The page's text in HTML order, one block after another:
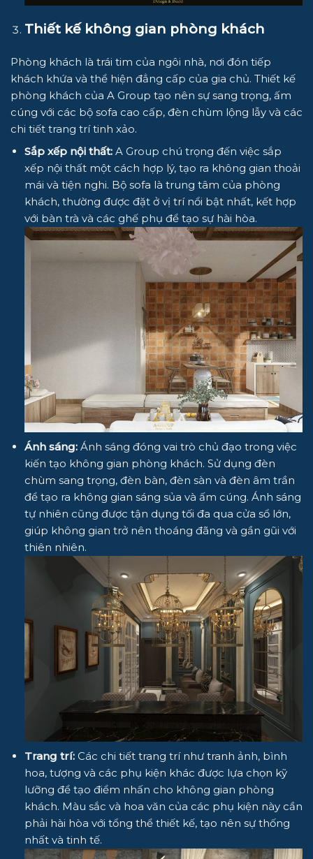
Thiết kế không gian phòng khách
Phòng khách là trái tim của ngôi nhà, nơi đón tiếp
khách khứa và thể hiện đẳng cấp của gia chủ. Thiết kế
phòng khách của A Group tạo nên sự sang trọng, ấm
cúng với các bộ sofa cao cấp, đèn chùm lộng lẫy và các
chi tiết trang trí tinh xảo.
Sắp xếp nội thất:A Group chú trọng đến việc sắp
xếp nội thất một cách hợp lý, tạo ra không gian thoải
mái và tiện nghi. Bộ sofa là trung tâm của phòng
khách, thường được đặt ở vị trí nổi bật nhất, kết hợp
với bàn trà và các ghế phụ để tạo sự hài hòa.
Ánh sáng:Ánh sáng đóng vai trò chủ đạo trong việc
kiến tạo không gian phòng khách. Sử dụng đèn
chùm sang trọng, đèn bàn, đèn sàn và đèn âm trần
để tạo ra không gian sáng sủa và ấm cúng. Ánh sáng
tự nhiên cũng được tận dụng tối đa qua cửa sổ lớn,
giúp không gian trở nên thoáng đãng và gần gũi với
thiên nhiên.
Trang trí:Các chi tiết trang trí như tranh ảnh, bình
hoa, tượng và các phụ kiện khác được lựa chọn kỹ
lưỡng để tạo điểm nhấn cho không gian phòng
khách. Màu sắc và hoa văn của các phụ kiện này cần
phải hài hòa với tổng thể thiết kế, tạo nên sự thống
nhất và tinh tế.